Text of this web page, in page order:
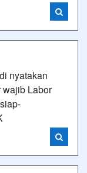
nyatakan
wajib Labor